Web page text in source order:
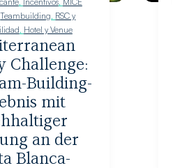
,Teambuilding RSC y
Hotel y Venue
Challenge:
Building-
mit
an der
Blanca-